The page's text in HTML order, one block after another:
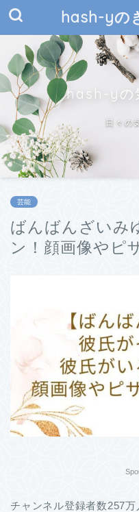
hash-yの
hash-yの
日々の
芸能
ばんばんざいみ
ン！顔画像やピ
チャンネル登録者数257